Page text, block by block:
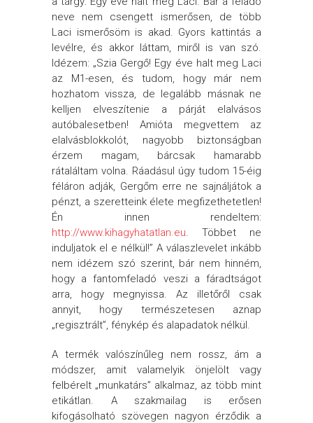
neve nem csengett ismerősen, de több
Laci ismerősöm is akad. Gyors kattintás a
levélre, és akkor láttam, miről is van szó.
Idézem: „Szia Gergő! Egy éve halt meg Laci
az M1-esen, és tudom, hogy már nem
hozhatom vissza, de legalább másnak ne
kelljen elveszítenie a párját elalvásos
autóbalesetben! Amióta megvettem az
elalvásblokkolót, nagyobb biztonságban
érzem magam, bárcsak hamarabb
rátaláltam volna. Ráadásul úgy tudom 15-éig
féláron adják, Gergőm erre ne sajnáljátok a
pénzt, a szeretteink élete megfizethetetlen!
Én innen rendeltem:
http://www.kihagyhatatlan.eu. Többet ne
induljatok el e nélkül!” A válaszlevelet inkább
nem idézem szó szerint, bár nem hinném,
hogy a fantomfeladó veszi a fáradtságot
arra, hogy megnyissa. Az illetőről csak
annyit, hogy természetesen aznap
„regisztrált”, fénykép és alapadatok nélkül.
A termék valószínűleg nem rossz, ám a
módszer, amit valamelyik önjelölt vagy
felbérelt „munkatárs” alkalmaz, az több mint
etikátlan. A szakmailag is erősen
kifogásolható szövegen nagyon érződik a